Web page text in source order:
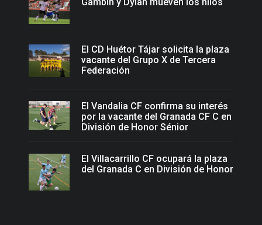
El CD Huétor Tájar solicita la plaza
vacante del Grupo X de Tercera
Federación
El Vandalia CF confirma su interés
por la vacante del Granada CF C en
División de Honor Sénior
El Villacarrillo CF ocupará la plaza
del Granada C en División de Honor